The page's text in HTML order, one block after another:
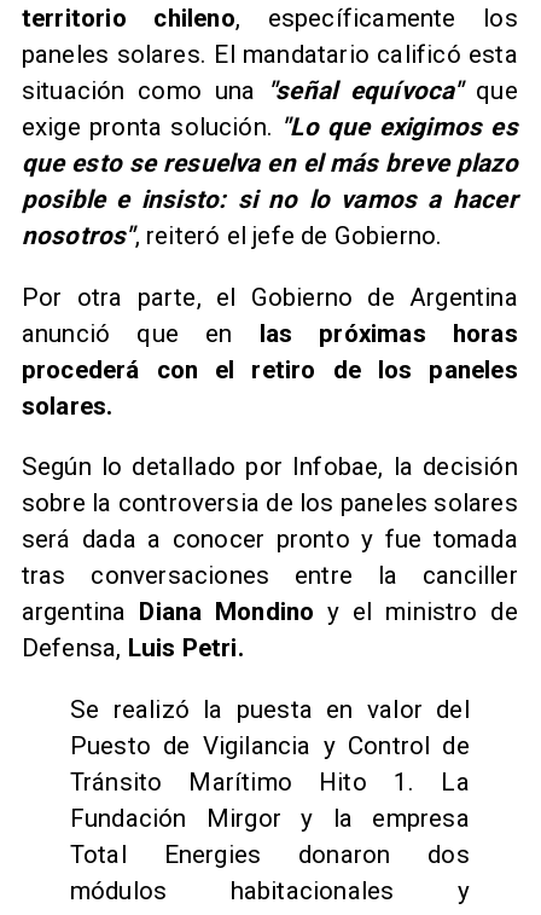
territorio chileno, específicamente los
paneles solares. El mandatario calificó esta
situación como una
"señal equívoca"que
exige pronta solución. "Lo que exigimos es
que esto se resuelva en el más breve plazo
posible e insisto: si no lo vamos a hacer
nosotros", reiteró el jefe de Gobierno.
Por otra parte, el Gobierno de Argentina
anunció que en las próximas horas
procederá con el retiro de los paneles
solares.
Según lo detallado por Infobae, la decisión
sobre la controversia de los paneles solares
será dada a conocer pronto y fue tomada
tras conversaciones entre la canciller
argentina Diana Mondino y el ministro de
Defensa, Luis Petri.
Se realizó la puesta en valor del
Puesto de Vigilancia y Control de
Tránsito Marítimo Hito 1. La
Fundación Mirgor y la empresa
Total Energies donaron dos
módulos habitacionales y